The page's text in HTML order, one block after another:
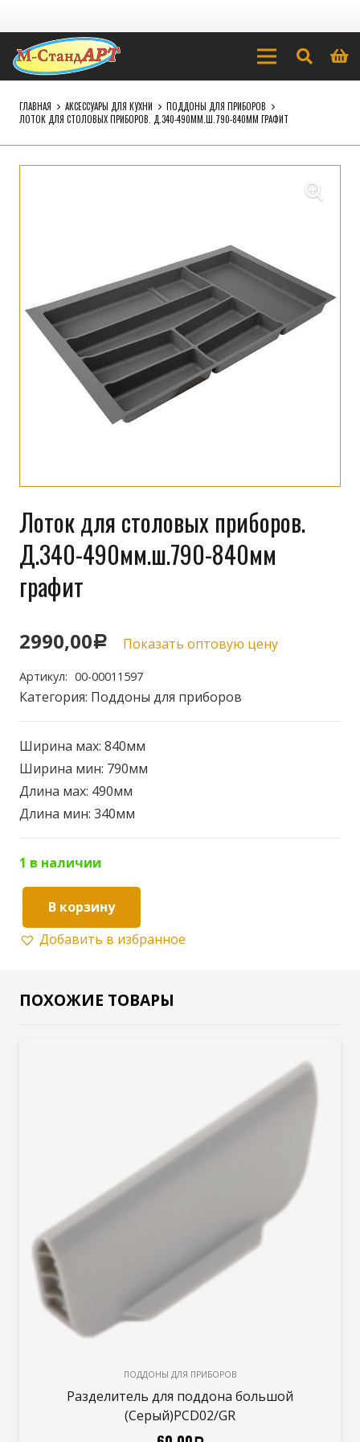
ГЛАВНАЯ АКСЕССУАРЫ ДЛЯ КУХНИ
ПОДДОНЫ ДЛЯ ПРИБОРОВ
ЛОТОК ДЛЯ СТОЛОВЫХ ПРИБОРОВ. Д.340-490ММ.Ш.790-840ММ ГРАФИТ
Лоток для столовых приборов.
Д.340-490мм.ш.790-840мм
графит
2990,00Р Показать оптовую цену
Артикул: 00-00011597
Категория: Поддоны для приборов
Ширина мах: 840мм
Ширина мин: 790мм
Длина мах: 490мм
Длина мин: 340мм
1 в наличии
Количество
товара
столовых
В корзину
Добавить в избранное
ПОХОЖИЕ ТОВАРЫ
ПОДДОНЫ ДЛЯ ПРИБОРОВ
Разделитель для поддона большой
(Серый)PCD02/GR